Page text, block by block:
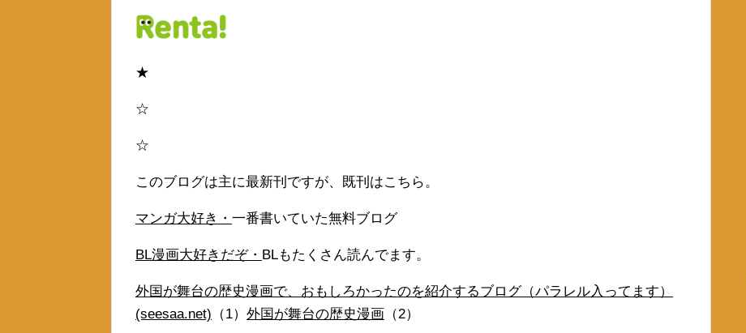
★
☆
☆
このブログは主に最新刊ですが、既刊はこちら。
マンガ大好き・ 一番書いていた無料ブログ
BL漫画大好きだぞ・ BLもたくさん読んでます。
外国が舞台の歴史漫画で、おもしろかったのを紹介するブログ（パラレル入ってます）
(seesaa.net) （1） 外国が舞台の歴史漫画 （2）